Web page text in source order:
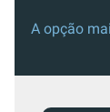
A opção